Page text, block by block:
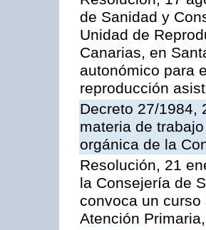
de Sanidad y
Unidad de
Canarias, en
autonómico para
reproducción
Decreto 27/1984,
materia de
orgánica de la
Resolución, 21
la Consejería de
convoca un
Atención